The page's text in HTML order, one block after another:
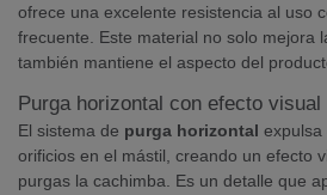
ofrece una excelente resistencia al uso
frecuente. Este material no solo mejora
también mantiene el aspecto del
Purga horizontal con efecto visual
El sistema de purga horizontal expulsa
orificios en el mástil, creando un efecto
purgas la cachimba. Es un detalle que